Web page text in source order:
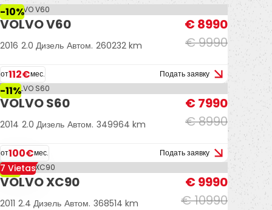
-10%
VOLVO V60
€ 9990
€ 8990
2016 2.0 Дизель Автом. 260232 km
от112€мес. Подать заявку
-11%
VOLVO S60
€ 8990
€ 7990
2014 2.0 Дизель Автом. 349964 km
от100€мес. Подать заявку
-9%
7 Vietas
VOLVO XC90
€ 10990
€ 9990
2011 2.4 Дизель Автом. 368514 km